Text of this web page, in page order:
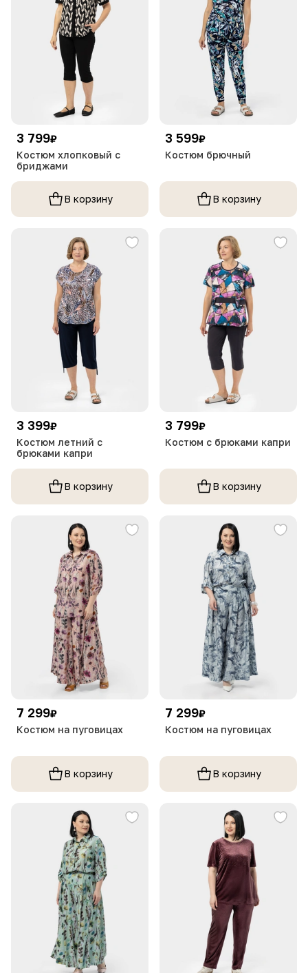
3 799₽
Костюм хлопковый с
бриджами
В корзину
3 599₽
Костюм брючный
В корзину
3 399₽
Костюм летний с
брюками капри
В корзину
3 799₽
Костюм с брюками капри
В корзину
7 299₽
Костюм на пуговицах
В корзину
7 299₽
Костюм на пуговицах
В корзину